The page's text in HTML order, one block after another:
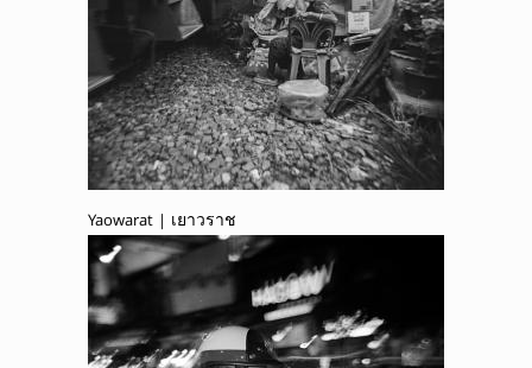
Yaowarat | เยาวราช